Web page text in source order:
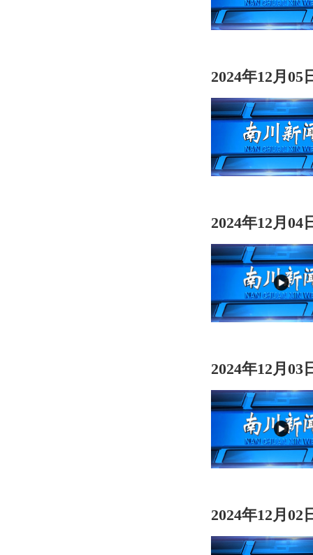
2024年12月05
2024年12月04
2024年12月03
2024年12月02